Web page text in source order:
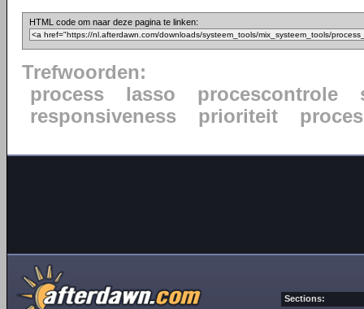
HTML code om naar deze pagina te linken:
Trefwoorden:
process
lasso procescontrole
responsiveness
prioriteit
Sections: